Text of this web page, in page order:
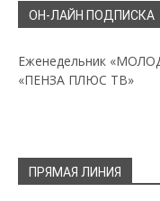
ОН-ЛАЙН ПОДПИСКА
Еженедельник
«ПЕНЗА ПЛЮС ТВ»
ПРЯМАЯ ЛИНИЯ